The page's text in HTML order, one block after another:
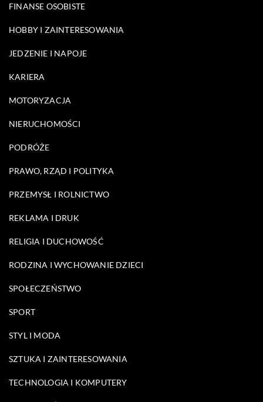
FINANSE OSOBISTE
HOBBY I ZAINTERESOWANIA
JEDZENIE I NAPOJE
KARIERA
MOTORYZACJA
NIERUCHOMOŚCI
PODRÓŻE
PRAWO, RZĄD I POLITYKA
PRZEMYSŁ I ROLNICTWO
REKLAMA I DRUK
RELIGIA I DUCHOWOŚĆ
RODZINA I WYCHOWANIE DZIECI
SPOŁECZEŃSTWO
SPORT
STYL I MODA
SZTUKA I ZAINTERESOWANIA
TECHNOLOGIA I KOMPUTERY